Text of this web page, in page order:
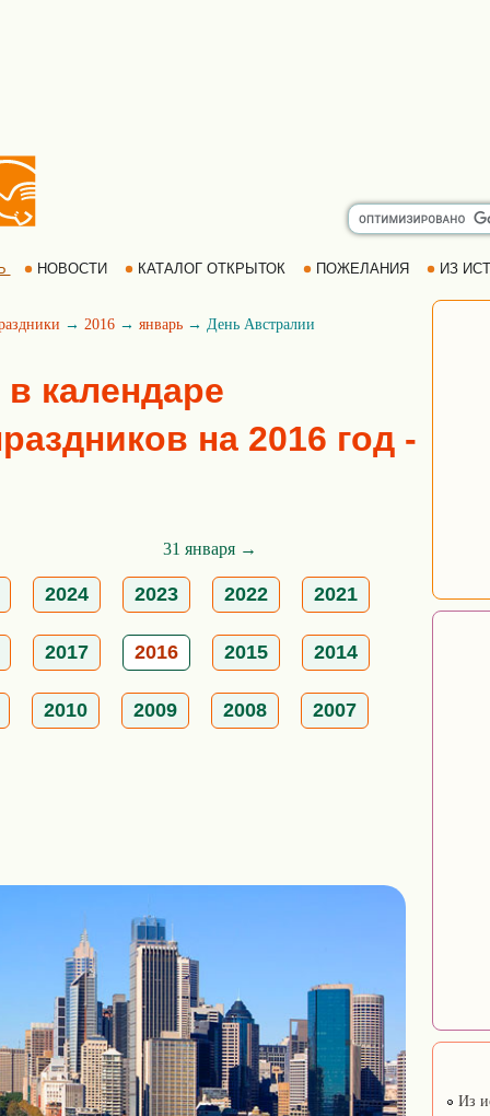
НОВОСТИ КАТАЛОГ ОТКРЫТОК ПОЖЕЛАНИЯ ИЗ
→ 2016 → январь → День Австралии
календаре
на 2016 год -
31 января →
2024 2023 2022 2021
2017 2016 2015 2014
2010 2009 2008 2007
Из